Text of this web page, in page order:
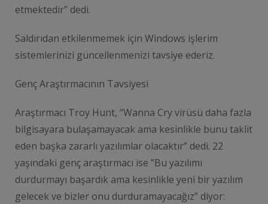
etmektedir” dedi.
Saldırıdan etkilenmemek için Windows işlerim
sistemlerinizi güncellenmenizi tavsiye ederiz.
Genç Araştırmacının Tavsiyesi
Araştırmacı Troy Hunt, “Wanna Cry virüsü daha fazla
bilgisayara bulaşamayacak ama kesinlikle bunu taklit
eden başka zararlı yazılımlar olacaktır” dedi. 22
yaşındaki genç araştırmacı ise ”Bu yazılımı
durdurmayı başardık ama kesinlikle yeni bir yazılım
gelecek ve bizler onu durduramayacağız” diyor: